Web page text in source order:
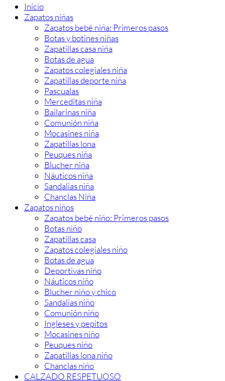
Inicio
Zapatos niñas
Zapatos bebé niña: Primeros pasos
Botas y botines niñas
Zapatillas casa niña
Botas de agua
Zapatos colegiales niña
Zapatillas deporte niña
Pascualas
Merceditas niña
Bailarinas niña
Comunión niña
Mocasines niña
Zapatillas lona
Peuques niña
Blucher niña
Náuticos niña
Sandalias niña
Chanclas Niña
Zapatos niños
Zapatos bebé niño: Primeros pasos
Botas niño
Zapatillas casa
Zapatos colegiales niño
Botas de agua
Deportivas niño
Náuticos niño
Blucher niño y chico
Sandalias niño
Comunión niño
Ingleses y pepitos
Mocasines niño
Peuques niño
Zapatillas lona niño
Chanclas niño
CALZADO RESPETUOSO